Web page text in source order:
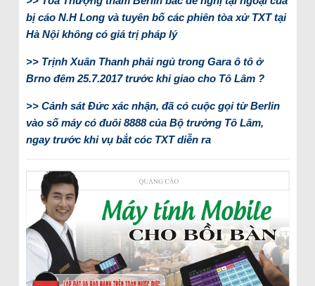
bị cáo N.H Long và tuyên bố các phiên tòa xử TXT tại
Hà Nội không có giá trị pháp lý
>> Trịnh Xuân Thanh phải ngủ trong Gara ô tô ở
Brno đêm 25.7.2017 trước khi giao cho Tô Lâm ?
>> Cảnh sát Đức xác nhận, đã có cuộc gọi từ Berlin
vào số máy có đuôi 8888 của Bộ trưởng Tô Lâm,
ngay trước khi vụ bắt cóc TXT diễn ra